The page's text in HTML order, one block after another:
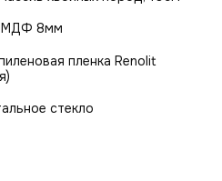
МДФ 8мм
пленка Renolit
стекло